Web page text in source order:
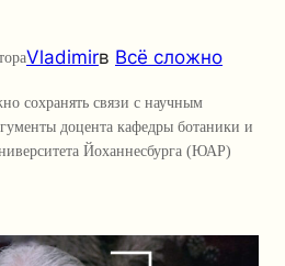
Vladimirв Всё сложно
сохранять связи с научным
доцента кафедры ботаники и
Йоханнесбурга (ЮАР)